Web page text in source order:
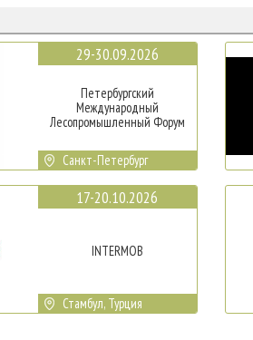
29-30.09.2026
Петербургский
Международный
Лесопромышленный Форум
Санкт-Петербург
17-20.10.2026
INTERMOB
Стамбул, Турция